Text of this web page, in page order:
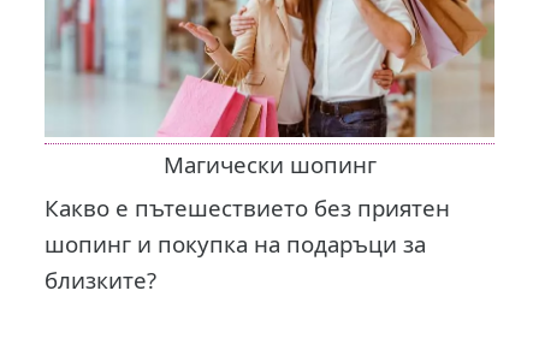
Магически шопинг
Какво е пътешествието без приятен
шопинг и покупка на подаръци за
близките?